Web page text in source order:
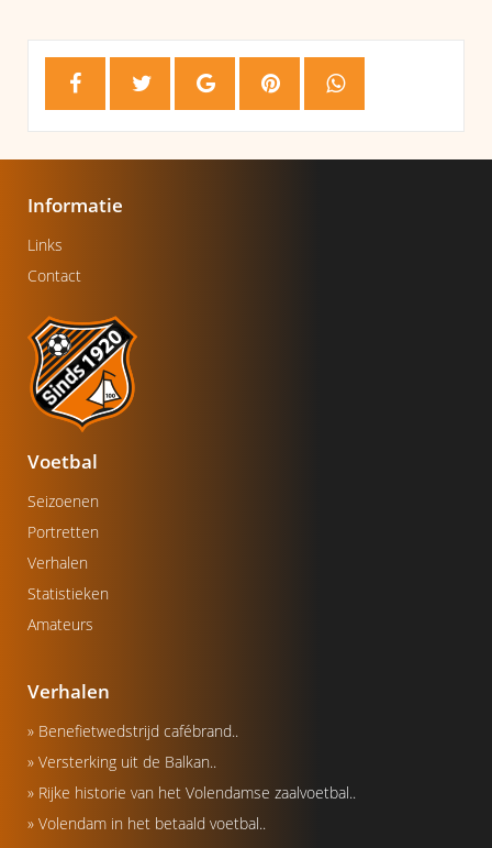
Informatie
Links
Contact
Voetbal
Seizoenen
Portretten
Verhalen
Statistieken
Amateurs
Verhalen
» Benefietwedstrijd cafébrand..
» Versterking uit de Balkan..
» Rijke historie van het Volendamse zaalvoetbal..
» Volendam in het betaald voetbal..